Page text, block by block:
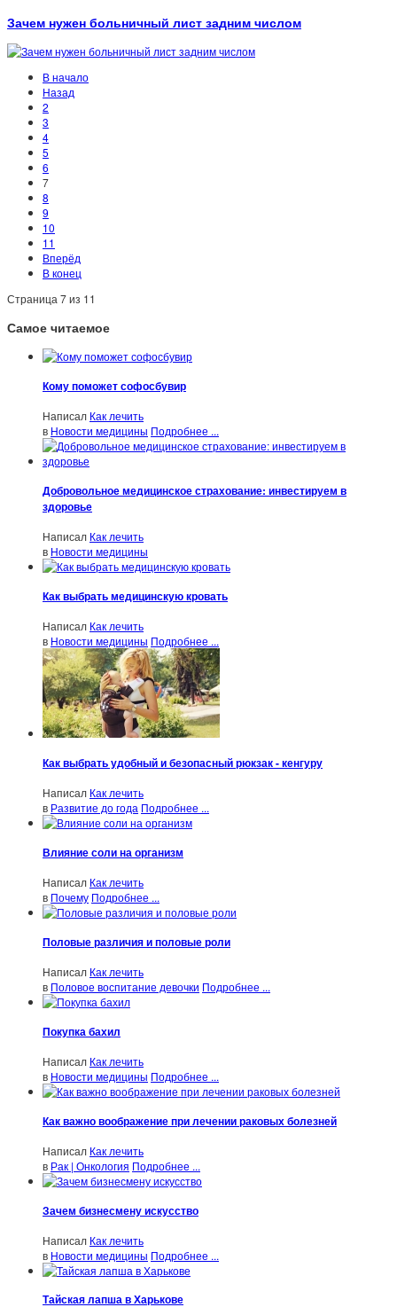
Зачем нужен больничный лист задним числом
В начало
Назад
2
3
4
5
6
7
8
9
10
11
Вперёд
В конец
Страница 7 из 11
Самое читаемое
Кому поможет софосбувир
Написал Как лечить
в Новости медицины Подробнее ...
Добровольное медицинское страхование: инвестируем в
здоровье
Написал Как лечить
в Новости медицины
Как выбрать медицинскую кровать
Написал Как лечить
в Новости медицины Подробнее ...
Как выбрать удобный и безопасный рюкзак - кенгуру
Написал Как лечить
в Развитие до года Подробнее ...
Влияние соли на организм
Написал Как лечить
в Почему Подробнее ...
Половые различия и половые роли
Написал Как лечить
в Половое воспитание девочки Подробнее ...
Покупка бахил
Написал Как лечить
в Новости медицины Подробнее ...
Как важно воображение при лечении раковых болезней
Написал Как лечить
в Рак | Онкология Подробнее ...
Зачем бизнесмену искусство
Написал Как лечить
в Новости медицины Подробнее ...
Тайская лапша в Харькове